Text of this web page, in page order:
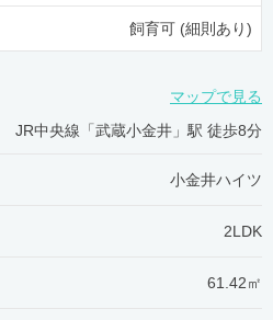
飼育可 (細則あり)
マップで見る
JR中央線「武蔵小金井」駅 徒歩8分
小金井ハイツ
2LDK
61.42㎡